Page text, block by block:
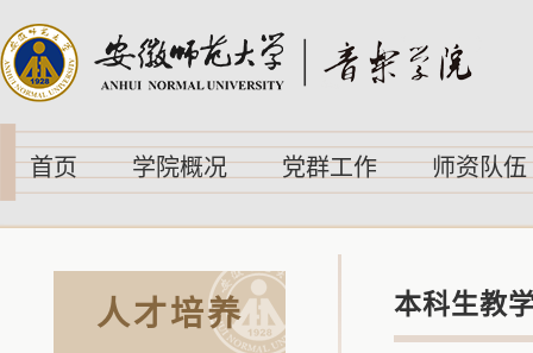
首页 学院概况 党群工作 师资队伍
人才培养 本科生教